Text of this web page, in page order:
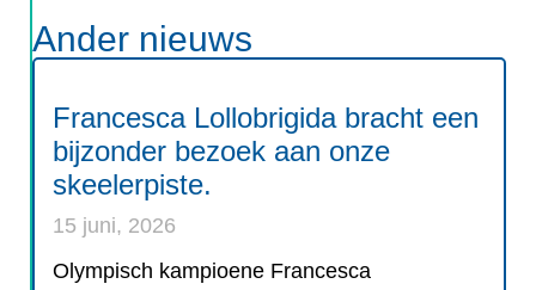
Ander nieuws
Francesca Lollobrigida bracht een
bijzonder bezoek aan onze
skeelerpiste.
15 juni, 2026
Olympisch kampioene Francesca